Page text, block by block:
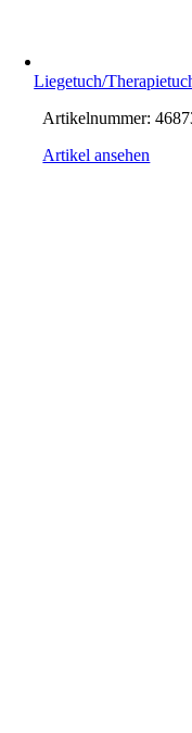
Liegetuch/
Artikelnummer:
Artikel ansehen